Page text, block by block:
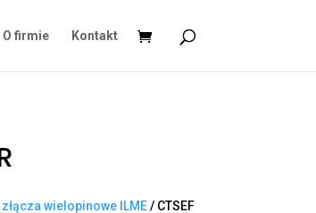
O firmie Kontakt
złącza wielopinowe ILME/ CTSEF